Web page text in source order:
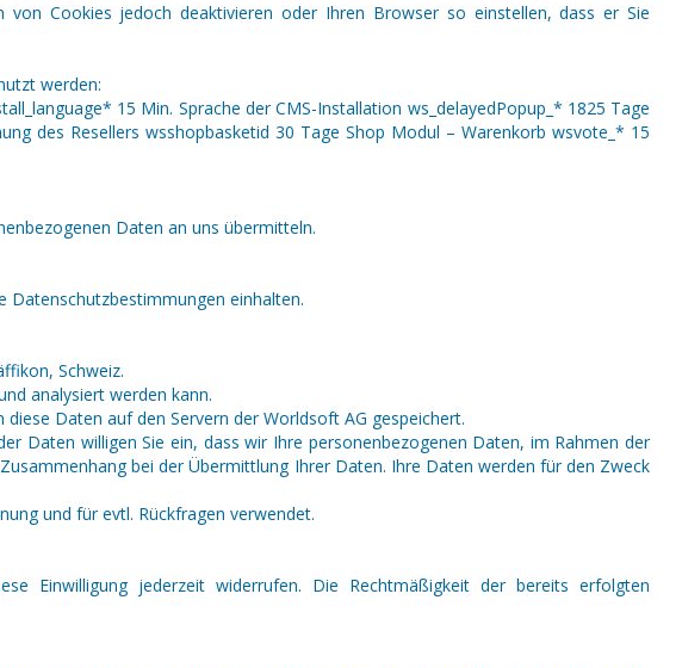
Cookies jedoch deaktivieren oder Ihren Browser so einstellen, dass er Sie
werden:
15 Min. Sprache der CMS-Installation ws_delayedPopup_* 1825 Tage
des Resellers wsshopbasketid 30 Tage Shop Modul – Warenkorb wsvote_* 15
Daten an uns übermitteln.
Datenschutzbestimmungen einhalten.
Schweiz.
analysiert werden kann.
Daten auf den Servern der Worldsoft AG gespeichert.
Daten willigen Sie ein, dass wir Ihre personenbezogenen Daten, im Rahmen der
bei der Übermittlung Ihrer Daten. Ihre Daten werden für den Zweck
und für evtl. Rückfragen verwendet.
Einwilligung jederzeit widerrufen. Die Rechtmäßigkeit der bereits erfolgten